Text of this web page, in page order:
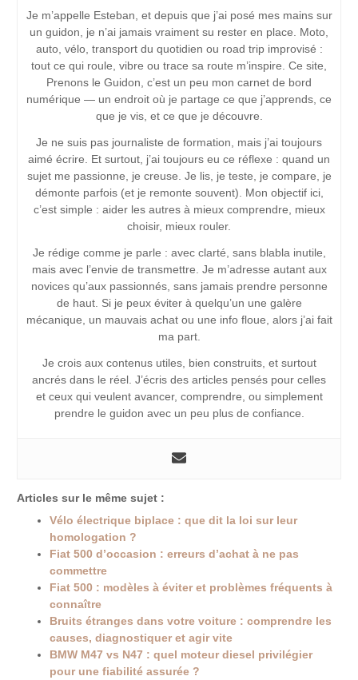
Je m’appelle Esteban, et depuis que j’ai posé mes mains sur
un guidon, je n’ai jamais vraiment su rester en place. Moto,
auto, vélo, transport du quotidien ou road trip improvisé :
tout ce qui roule, vibre ou trace sa route m’inspire. Ce site,
Prenons le Guidon, c’est un peu mon carnet de bord
numérique — un endroit où je partage ce que j’apprends, ce
que je vis, et ce que je découvre.
Je ne suis pas journaliste de formation, mais j’ai toujours
aimé écrire. Et surtout, j’ai toujours eu ce réflexe : quand un
sujet me passionne, je creuse. Je lis, je teste, je compare, je
démonte parfois (et je remonte souvent). Mon objectif ici,
c’est simple : aider les autres à mieux comprendre, mieux
choisir, mieux rouler.
Je rédige comme je parle : avec clarté, sans blabla inutile,
mais avec l’envie de transmettre. Je m’adresse autant aux
novices qu’aux passionnés, sans jamais prendre personne
de haut. Si je peux éviter à quelqu’un une galère
mécanique, un mauvais achat ou une info floue, alors j’ai fait
ma part.
Je crois aux contenus utiles, bien construits, et surtout
ancrés dans le réel. J’écris des articles pensés pour celles
et ceux qui veulent avancer, comprendre, ou simplement
prendre le guidon avec un peu plus de confiance.
Articles sur le même sujet :
Vélo électrique biplace : que dit la loi sur leur
homologation ?
Fiat 500 d’occasion : erreurs d’achat à ne pas
commettre
Fiat 500 : modèles à éviter et problèmes fréquents à
connaître
Bruits étranges dans votre voiture : comprendre les
causes, diagnostiquer et agir vite
BMW M47 vs N47 : quel moteur diesel privilégier
pour une fiabilité assurée ?